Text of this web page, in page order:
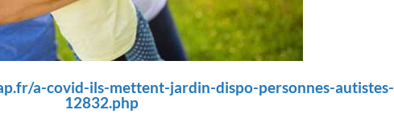
a-covid-ils-mettent-jardin-dispo-personnes-autistes-
12832.php